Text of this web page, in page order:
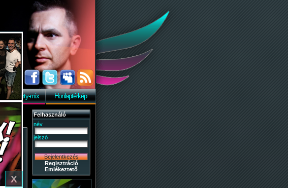
XParty-mix Honlaptérkép
Felhasználó
név
jelszó
Regisztráció
Emlékeztető